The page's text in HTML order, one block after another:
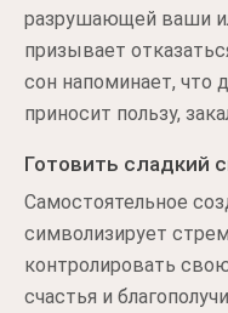
разрушающей ваши
призывает
сон напоминает, что
приносит пользу,
Готовить сладкий
Самостоятельное
символизирует
контролировать
счастья и